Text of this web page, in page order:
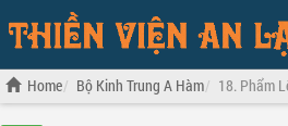
Home Bộ Kinh Trung A Hàm 18. Phẩm